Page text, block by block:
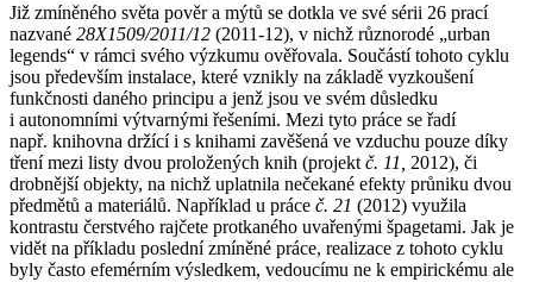
Již zmíněného světa pověr a mýtů se dotkla ve své sérii 26 prací
nazvané 28X1509/2011/12 (2011-12), v nichž různorodé „urban
legends“ v rámci svého výzkumu ověřovala. Součástí tohoto cyklu
jsou především instalace, které vznikly na základě vyzkoušení
funkčnosti daného principu a jenž jsou ve svém důsledku
i autonomními výtvarnými řešeními. Mezi tyto práce se řadí
např. knihovna držící i s knihami zavěšená ve vzduchu pouze díky
tření mezi listy dvou proložených knih (projekt č. 11,
2012), či
drobnější objekty, na nichž uplatnila nečekané efekty průniku dvou
předmětů a materiálů. Například u práce č. 21 (2012) využila
kontrastu čerstvého rajčete protkaného uvařenými špagetami. Jak je
vidět na příkladu poslední zmíněné práce, realizace z tohoto cyklu
byly často efemérním výsledkem, vedoucímu ne k empirickému ale